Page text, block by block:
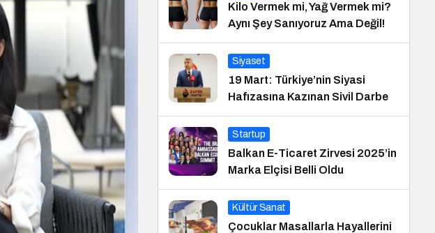
Kilo Vermek mi, Yağ Vermek mi?
Aynı Şey Sanıyoruz Ama Değil!
Siyaset
19 Mart: Türkiye’nin Siyasi
Hafızasına Kazınan Sivil Darbe
Startup
Balkan E-Ticaret Zirvesi 2025’in
Marka Elçisi Belli Oldu
Kültür Sanat
Çocuklar Masallarla Hayallerini